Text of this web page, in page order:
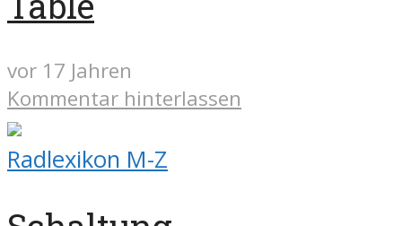
vor 17 Jahren
Kommentar hinterlassen
Radlexikon M-Z